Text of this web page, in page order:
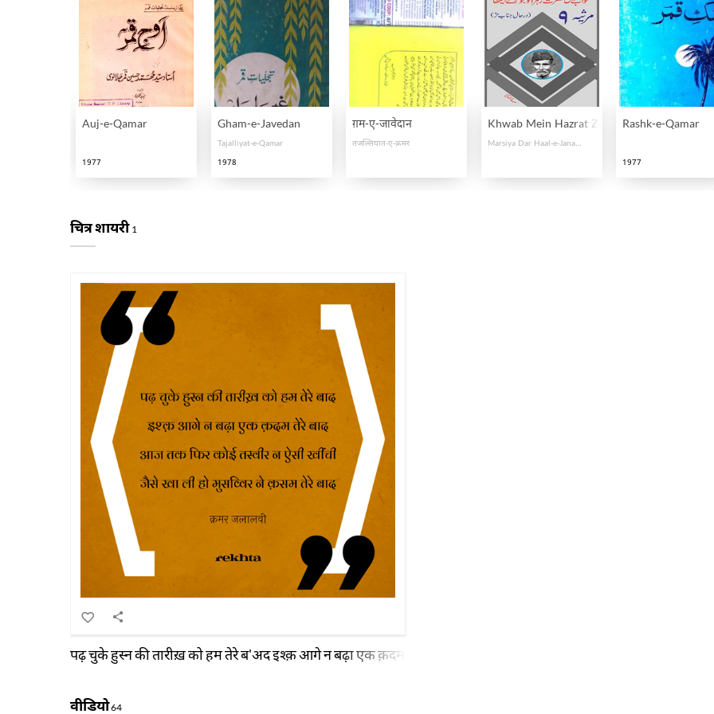
Auj-e-Qamar
1977
Gham-e-Javedan
Tajalliyat-e-Qamar
1978
ग़म-ए-जावेदान
तजल्लियात-ए-क़मर
Khwab Mein Hazrat Zehra Ko Jo hur Ne
Marsiya Dar Haal-e-Janab-e-Hur
Rashk-e-Qamar
1977
चित्र शायरी 1
पढ़ चुके हुस्न की तारीख़ को हम तेरे ब'अद इश्क़ आगे न बढ़ा एक क़दम तेरे ब'अद आज तक फिर कोई तस्वीर न ऐसी खींची जैसे खा ली
वीडियो64